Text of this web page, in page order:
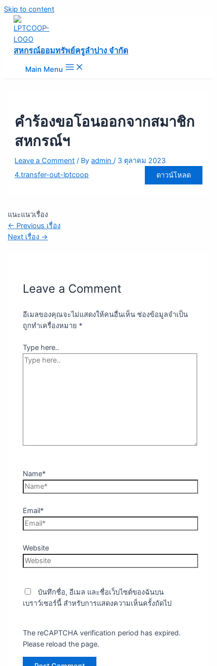
Skip to content
สหกรณ์ออมทรัพย์ครูลำปาง จำกัด
Main Menu
คำร้องขอโอนออกจากสมาชิก
สหกรณ์ฯ
Leave a Comment / Byadmin/ 3 ตุลาคม 2023
4.transfer-out-lptcoop
ดาวน์โหลด
แนะแนวเรื่อง
← Previous เรื่อง
Next เรื่อง →
Leave a Comment
อีเมลของคุณจะไม่แสดงให้คนอื่นเห็น ช่องข้อมูลจำเป็น
ถูกทำเครื่องหมาย *
Type here..
Name*
Email*
Website
บันทึกชื่อ, อีเมล และชื่อเว็บไซต์ของฉันบน
เบราว์เซอร์นี้ สำหรับการแสดงความเห็นครั้งถัดไป
The reCAPTCHA verification period has expired.
Please reload the page.